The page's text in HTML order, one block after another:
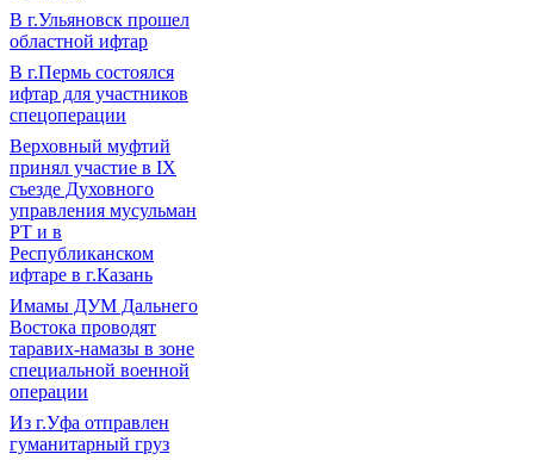
В г.Ульяновск прошел
областной ифтар
В г.Пермь состоялся
ифтар для участников
спецоперации
Верховный муфтий
принял участие в IХ
съезде Духовного
управления мусульман
РТ и в
Республиканском
ифтаре в г.Казань
Имамы ДУМ Дальнего
Востока проводят
таравих-намазы в зоне
специальной военной
операции
Из г.Уфа отправлен
гуманитарный груз